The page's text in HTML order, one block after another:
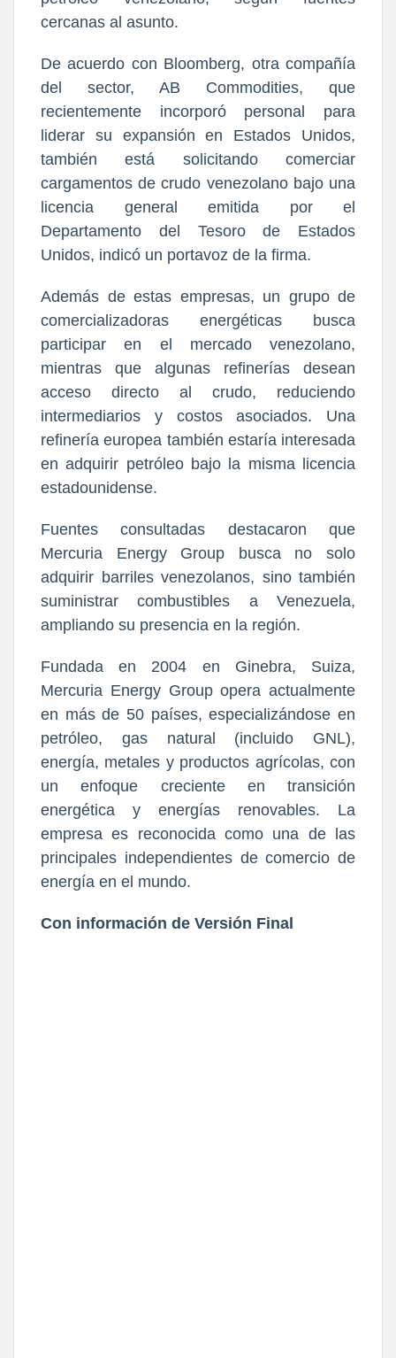
cercanas al asunto.
De acuerdo con Bloomberg, otra compañía
del sector, AB Commodities, que
recientemente incorporó personal para
liderar su expansión en Estados Unidos,
también está solicitando comerciar
cargamentos de crudo venezolano bajo una
licencia general emitida por el
Departamento del Tesoro de Estados
Unidos, indicó un portavoz de la firma.
Además de estas empresas, un grupo de
comercializadoras energéticas busca
participar en el mercado venezolano,
mientras que algunas refinerías desean
acceso directo al crudo, reduciendo
intermediarios y costos asociados. Una
refinería europea también estaría interesada
en adquirir petróleo bajo la misma licencia
estadounidense.
Fuentes consultadas destacaron que
Mercuria Energy Group busca no solo
adquirir barriles venezolanos, sino también
suministrar combustibles a Venezuela,
ampliando su presencia en la región.
Fundada en 2004 en Ginebra, Suiza,
Mercuria Energy Group opera actualmente
en más de 50 países, especializándose en
petróleo, gas natural (incluido GNL),
energía, metales y productos agrícolas, con
un enfoque creciente en transición
energética y energías renovables. La
empresa es reconocida como una de las
principales independientes de comercio de
energía en el mundo.
Con información de Versión Final